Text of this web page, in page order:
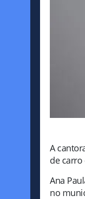
A
de carro
Ana
no